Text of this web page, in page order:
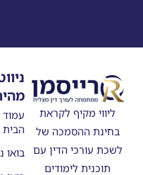
ליווי מקיף לקראת
בחינת ההסמכה של
לשכת עורכי הדין עם
תוכנית לימודים
ניווט
מהיר
עמוד
הבית
בואו נכיר